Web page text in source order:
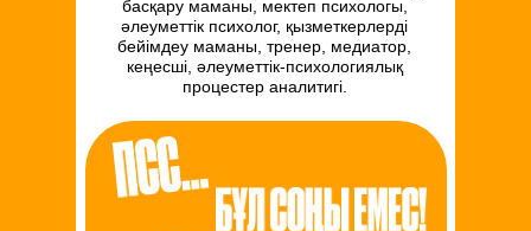
басқару маманы, мектеп психологы,
әлеуметтік психолог, қызметкерлерді
бейімдеу маманы, тренер, медиатор,
кеңесші, әлеуметтік-психологиялық
процестер аналитигі.